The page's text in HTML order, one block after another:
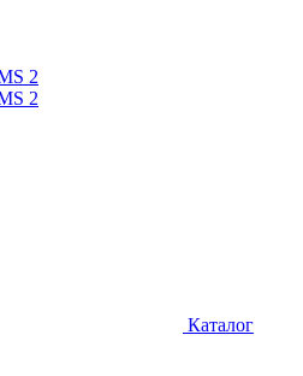
Каталог